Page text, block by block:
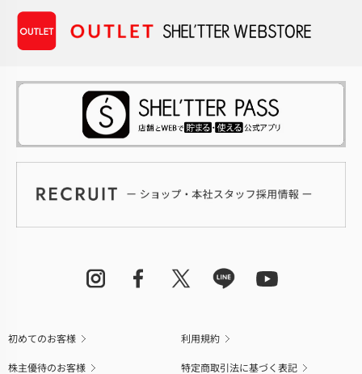
初めてのお客様
利用規約
株主優待のお客様
特定商取引法に基づく表記